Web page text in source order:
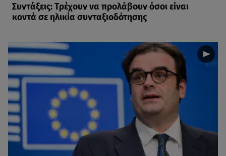
Συντάξεις: Τρέχουν να προλάβουν όσοι είναι
κοντά σε ηλικία συνταξιοδότησης